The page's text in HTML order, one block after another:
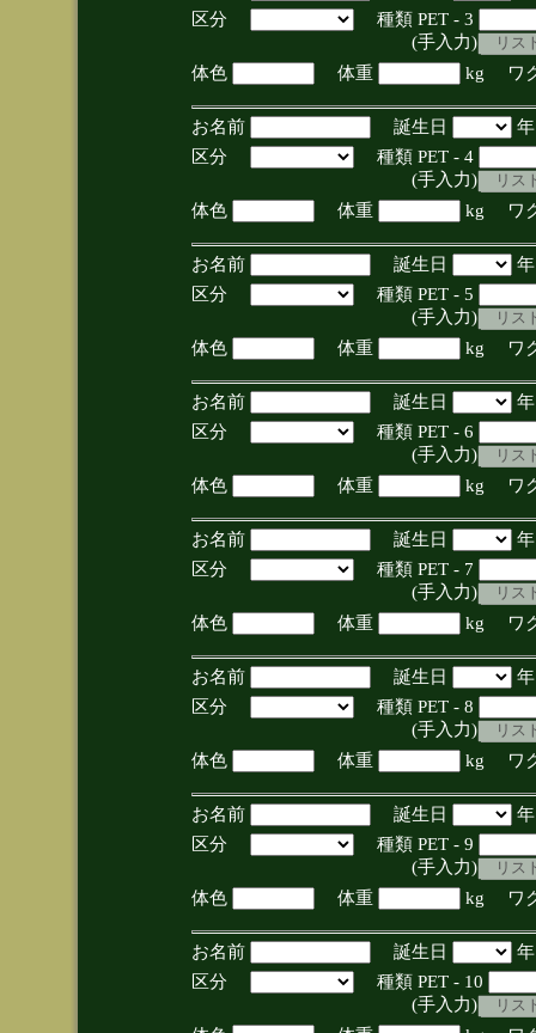
区分
種類 PET - 3
(手入力)
体色
体重 kg ワ
お名前 誕生日
区分
種類 PET - 4
(手入力)
体色
体重 kg ワ
お名前 誕生日
区分
種類 PET - 5
(手入力)
体色
体重 kg ワ
お名前 誕生日
区分
種類 PET - 6
(手入力)
体色
体重 kg ワ
お名前 誕生日
区分
種類 PET - 7
(手入力)
体色
体重 kg ワ
お名前 誕生日
区分
種類 PET - 8
(手入力)
体色
体重 kg ワ
お名前 誕生日
区分
種類 PET - 9
(手入力)
体色
体重 kg ワ
お名前 誕生日
区分
種類 PET - 10
(手入力)